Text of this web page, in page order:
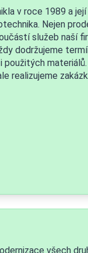
v roce 1989 a její
Nejen
služeb naší
dodržujeme
použitých materiálů.
realizujeme
všech